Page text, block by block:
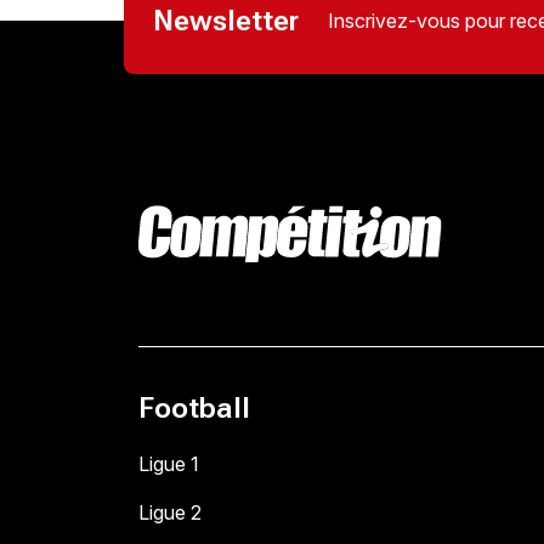
Newsletter Inscrivez-vous pour
Football
Ligue 1
Ligue 2